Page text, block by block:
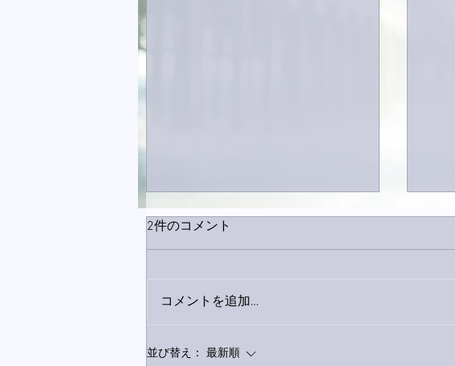
9月23日「amiism」リリー
2件のコメント
コメントを追加…
並び替え： 最新順